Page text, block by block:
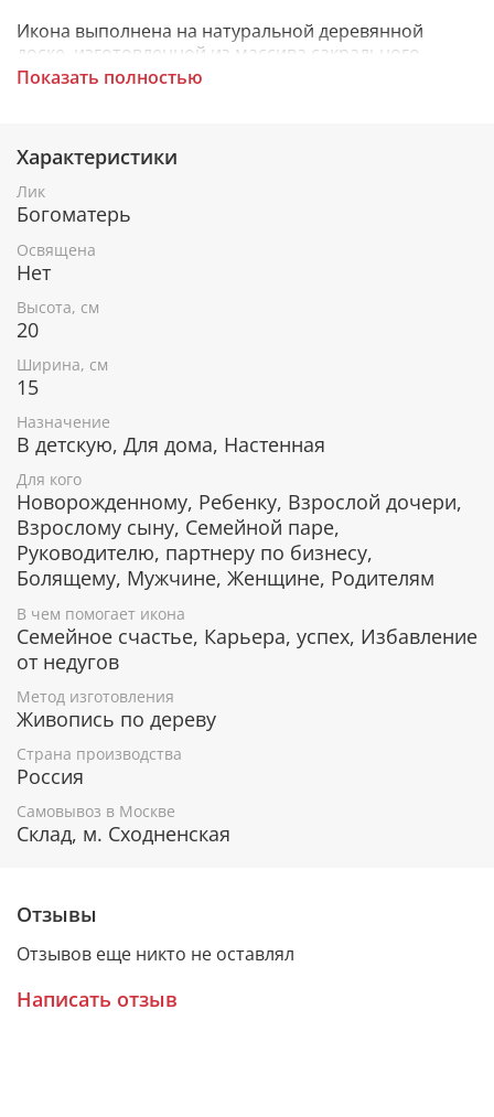
Икона выполнена на натуральной деревянной
доске, изготовленной из массива сакрального
кипариса. На теле иконы выбран двойной ковчег
орнаментом.
В чем помогает икона Богоматери
"Семистрельная"
От телесных недугов.
Приносит мир и покой в семью, помогает
избежать конфликтов и непонимания.
Помогает в трудные времена.
Гарантия подлинности
К каждому живописному образу прикладывается
номерное свидетельство, в котором подробно
расписана вся информация об иконе:
Имя художника,
Материалы, из которых она изготовлена,
Гарантия соответствия канонам Православной
Церкви.
Резной киот из мореного ясеня
Благодаря киоту со стеклом и мягкой подложкой
икону можно не только поставить, но и повесить на
Стекло защитит икону от пыли и неблагоприятного
воздействия внешней среды, а изящный орнамент
прекрасно дополнит живописный образ.
Показать полностью
Характеристики
Лик
Богоматерь
Освящена
Нет
Высота, см
20
Ширина, см
15
Назначение
В детскую, Для дома, Настенная
Для кого
Новорожденному, Ребенку, Взрослой дочери,
Взрослому сыну, Семейной паре,
Руководителю, партнеру по бизнесу,
Болящему, Мужчине, Женщине, Родителям
В чем помогает икона
Семейное счастье, Карьера, успех, Избавление
от недугов
Метод изготовления
Живопись по дереву
Страна производства
Россия
Самовывоз в Москве
Склад, м. Сходненская
Отзывы
Отзывов еще никто не оставлял
Написать отзыв